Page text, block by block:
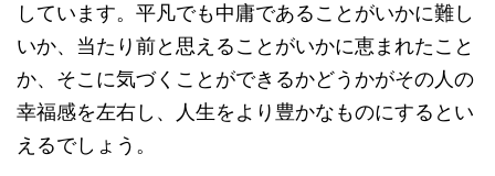
しています。平凡でも中庸であることがいかに難し
いか、当たり前と思えることがいかに恵まれたこと
か、そこに気づくことができるかどうかがその人の
幸福感を左右し、人生をより豊かなものにするとい
えるでしょう。